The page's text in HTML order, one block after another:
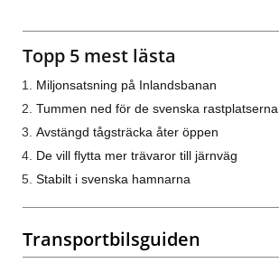
Topp 5 mest lästa
Miljonsatsning på Inlandsbanan
Tummen ned för de svenska rastplatserna
Avstängd tågsträcka åter öppen
De vill flytta mer trävaror till järnväg
Stabilt i svenska hamnarna
Transportbilsguiden